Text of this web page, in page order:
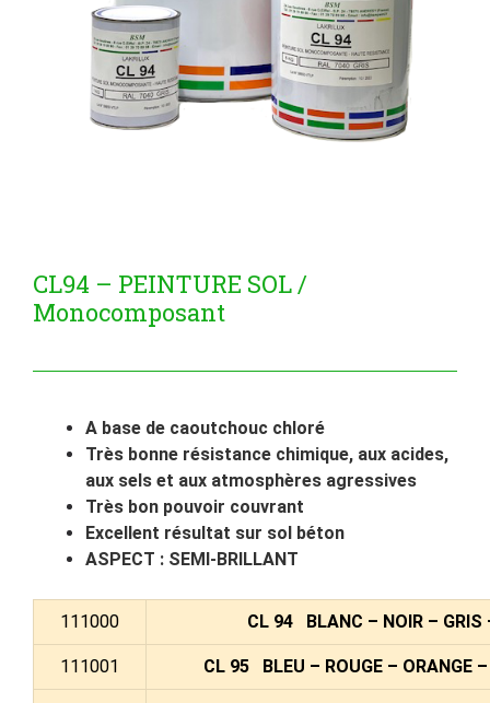
CL94 – PEINTURE SOL /
Monocomposant
A base de caoutchouc chloré
Très bonne résistance chimique, aux acides,
aux sels et aux atmosphères agressives
Très bon pouvoir couvrant
Excellent résultat sur sol béton
ASPECT : SEMI-BRILLANT
111000 CL 94 BLANC – NOIR – GRIS
111001 CL 95 BLEU – ROUGE – ORANGE